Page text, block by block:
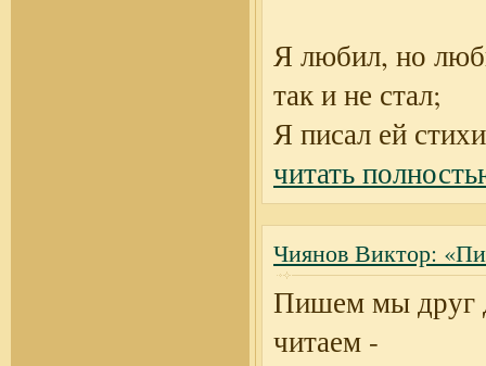
Я любил, но
так и не стал;
Я писал ей
читать
Чиянов Виктор:
Пишем мы друг
читаем -